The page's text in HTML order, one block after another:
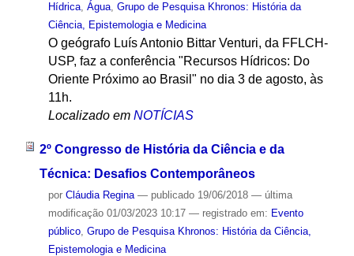
Hídrica, Água, Grupo de Pesquisa Khronos: História da
Ciência, Epistemologia e Medicina
O geógrafo Luís Antonio Bittar Venturi, da FFLCH-
USP, faz a conferência "Recursos Hídricos: Do
Oriente Próximo ao Brasil" no dia 3 de agosto, às
11h.
Localizado em NOTÍCIAS
2º Congresso de História da Ciência e da
Técnica: Desafios Contemporâneos
por Cláudia Regina — publicado19/06/2018 — última
modificação01/03/2023 10:17 — registrado em: Evento
público, Grupo de Pesquisa Khronos: História da Ciência,
Epistemologia e Medicina